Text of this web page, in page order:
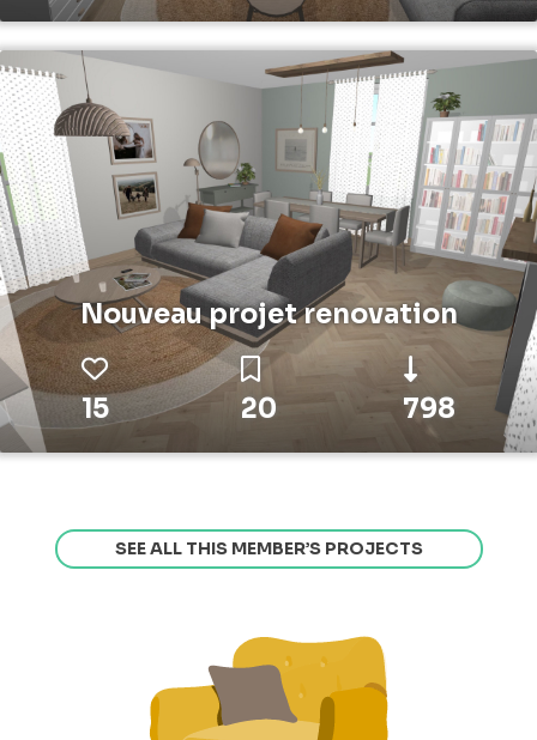
Nouveau projet renovation
15 20 798
SEE ALL THIS MEMBER’S PROJECTS